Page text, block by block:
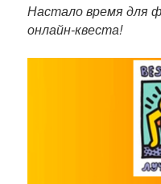
л
н
ы
Настало время для
онлайн-квеста!